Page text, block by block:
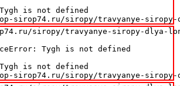
is not defined
sirop74.ru/siropy/travyanye-
siropy/travyanye-siropy-dlya-
Tygh is not defined
is not defined
sirop74.ru/siropy/travyanye-